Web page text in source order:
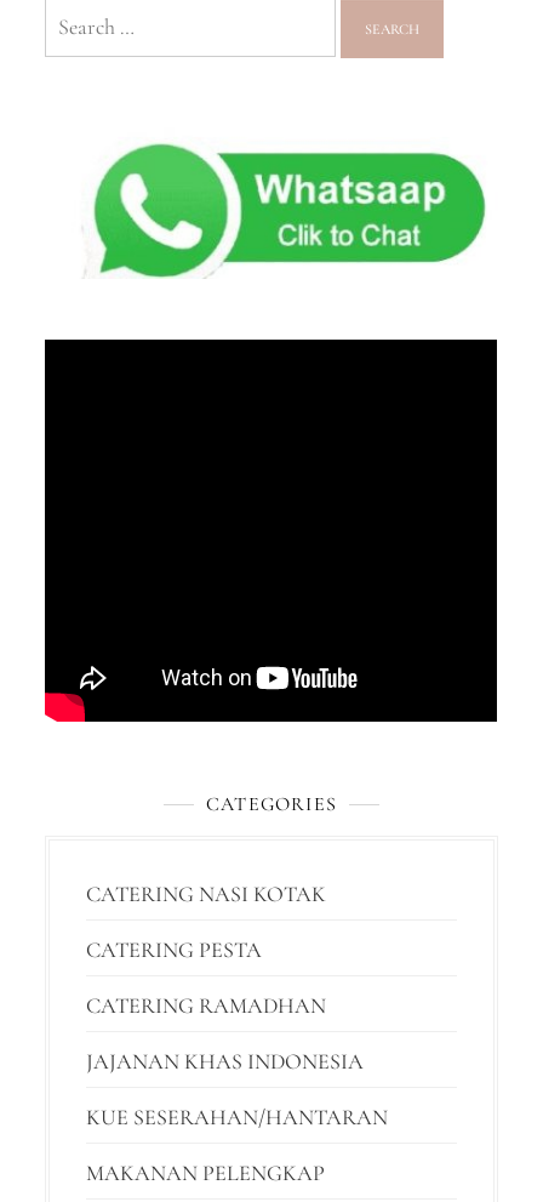
CATEGORIES
CATERING NASI KOTAK
CATERING PESTA
CATERING RAMADHAN
JAJANAN KHAS INDONESIA
KUE SESERAHAN/HANTARAN
MAKANAN PELENGKAP